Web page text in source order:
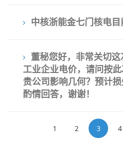
中核浙能金七门核电
董秘您好，非常关切
工业企业电价，请问按
贵公司影响几何？预计
酌情回答，谢谢！
1 2 3 4